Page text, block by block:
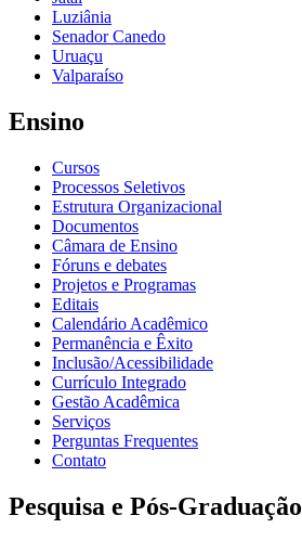
Luziânia
Senador Canedo
Uruaçu
Valparaíso
Ensino
Cursos
Processos Seletivos
Estrutura Organizacional
Documentos
Câmara de Ensino
Fóruns e debates
Projetos e Programas
Editais
Calendário Acadêmico
Permanência e Êxito
Inclusão/Acessibilidade
Currículo Integrado
Gestão Acadêmica
Serviços
Perguntas Frequentes
Contato
Pesquisa e Pós-Graduação